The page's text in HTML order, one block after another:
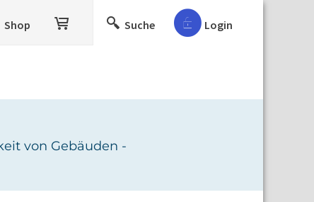
Shop Suche Login
von Gebäuden -